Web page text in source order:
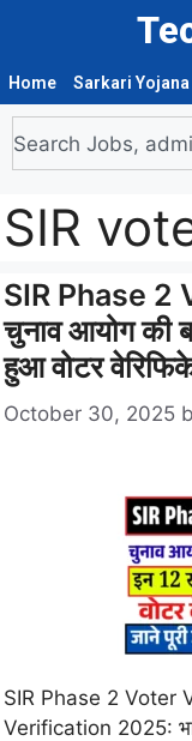
Home Sarkari Yojana
SIR
SIR Phase
चुनाव आयोग की
हुआ वोटर
October 30, 2025
SIR Phase 2 Voter
Verification 2025: